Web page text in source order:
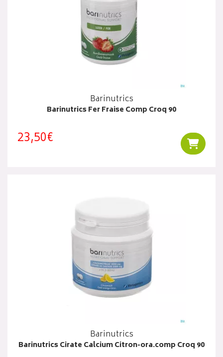
Barinutrics
Barinutrics Fer Fraise Comp Croq 90
23,50€
Barinutrics
Barinutrics Cirate Calcium Citron-ora.comp Croq 90